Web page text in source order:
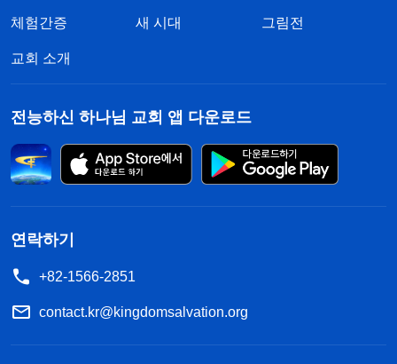
체험간증 새 시대 그림전
교회 소개
전능하신 하나님 교회 앱 다운로드
연락하기
+82-1566-2851
contact.kr@kingdomsalvation.org